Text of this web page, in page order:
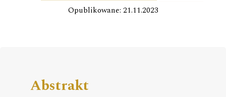
Opublikowane: 21.11.2023
Abstrakt